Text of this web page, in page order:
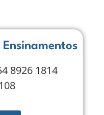
8926 1814